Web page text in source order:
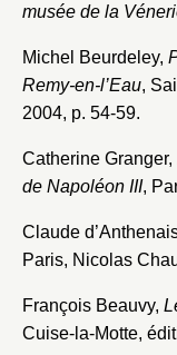
musée de la
Michel Beurdeley,
Remy-en-l’Eau,
2004, p. 54-59.
Catherine Granger,
de Napoléon III,
Claude
Paris, Nicolas
François Beauvy,
Cuise-la-Motte,